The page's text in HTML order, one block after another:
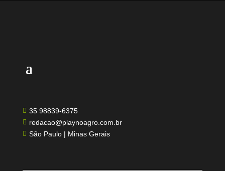
 35 98839-6375
 redacao@playnoagro.com.br
 São Paulo | Minas Gerais